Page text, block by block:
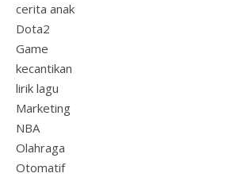
cerita anak
Dota2
Game
kecantikan
lirik lagu
Marketing
NBA
Olahraga
Otomatif